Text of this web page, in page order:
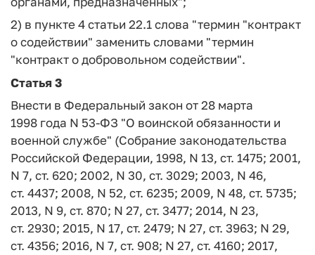
2) в пункте 4 статьи 22.1 слова "термин "контракт
о содействии" заменить словами "термин
"контракт о добровольном содействии".
Статья 3
Внести в Федеральный закон от 28 марта
1998 года N 53-ФЗ "О воинской обязанности и
военной службе" (Собрание законодательства
Российской Федерации, 1998, N 13, ст. 1475; 2001,
N 7, ст. 620; 2002, N 30, ст. 3029; 2003, N 46,
ст. 4437; 2008, N 52, ст. 6235; 2009, N 48, ст. 5735;
2013, N 9, ст. 870; N 27, ст. 3477; 2014, N 23,
ст. 2930; 2015, N 17, ст. 2479; N 27, ст. 3963; N 29,
ст. 4356; 2016, N 7, ст. 908; N 27, ст. 4160; 2017,